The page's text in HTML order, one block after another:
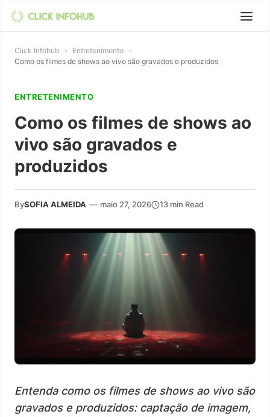
Click Infohub » Entretenimento »
Como os filmes de shows ao vivo são gravados e produzidos
ENTRETENIMENTO
Como os filmes de shows ao
vivo são gravados e
produzidos
BySOFIA ALMEIDA — maio 27, 2026 13 min Read
Entenda como os filmes de shows ao vivo são
gravados e produzidos: captação de imagem,